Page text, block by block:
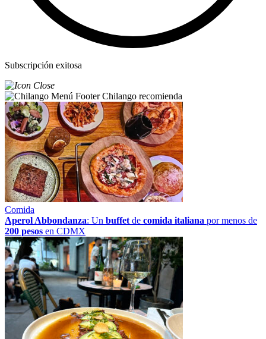
Subscripción exitosa
Chilango recomienda
Comida
Aperol Abbondanza: Un buffet de comida italiana por menos de
200 pesos en CDMX